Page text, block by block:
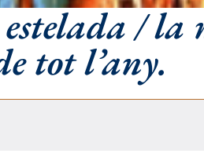
/ la
tot l’any.